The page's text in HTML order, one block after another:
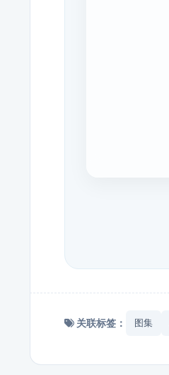
关联标签： 图集